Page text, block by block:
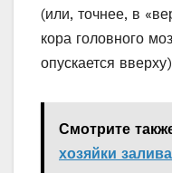
(или, точнее, в
кора головного
опускается
Смотрите
хозяйки